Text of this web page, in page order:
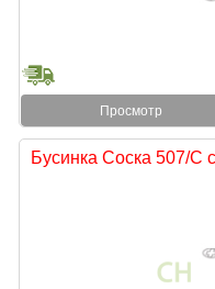
Просмотр
Бусинка Соска 507/С